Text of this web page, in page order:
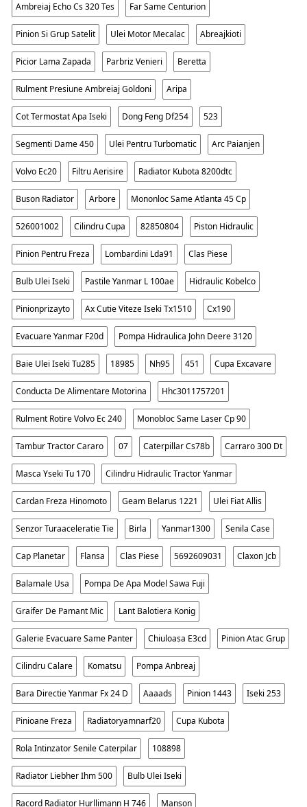
Ambreiaj Echo Cs 320 Tes Far Same Centurion
Pinion Si Grup Satelit Ulei Motor Mecalac Abreajkioti
Picior Lama Zapada Parbriz Venieri Beretta
Rulment Presiune Ambreiaj Goldoni Aripa
Cot Termostat Apa Iseki Dong Feng Df254 523
Segmenti Dame 450 Ulei Pentru Turbomatic Arc Paianjen
Volvo Ec20 Filtru Aerisire Radiator Kubota 8200dtc
Buson Radiator Arbore Mononloc Same Atlanta 45 Cp
526001002 Cilindru Cupa 82850804 Piston Hidraulic
Pinion Pentru Freza Lombardini Lda91 Clas Piese
Bulb Ulei Iseki Pastile Yanmar L 100ae Hidraulic Kobelco
Pinionprizayto Ax Cutie Viteze Iseki Tx1510 Cx190
Evacuare Yanmar F20d Pompa Hidraulica John Deere 3120
Baie Ulei Iseki Tu285 18985 Nh95 451 Cupa Excavare
Conducta De Alimentare Motorina Hhc3011757201
Rulment Rotire Volvo Ec 240 Monobloc Same Laser Cp 90
Tambur Tractor Cararo 07 Caterpillar Cs78b Carraro 300 Dt
Masca Yseki Tu 170 Cilindru Hidraulic Tractor Yanmar
Cardan Freza Hinomoto Geam Belarus 1221 Ulei Fiat Allis
Senzor Turaaceleratie Tie Birla Yanmar1300 Senila Case
Cap Planetar Flansa Clas Piese 5692609031 Claxon Jcb
Balamale Usa Pompa De Apa Model Sawa Fuji
Graifer De Pamant Mic Lant Balotiera Konig
Galerie Evacuare Same Panter Chiuloasa E3cd Pinion Atac Grup
Cilindru Calare Komatsu Pompa Anbreaj
Bara Directie Yanmar Fx 24 D Aaaads Pinion 1443 Iseki 253
Pinioane Freza Radiatoryamnarf20 Cupa Kubota
Rola Intinzator Senile Caterpilar 108898
Radiator Liebher Ihm 500 Bulb Ulei Iseki
Racord Radiator Hurllimann H 746 Manson